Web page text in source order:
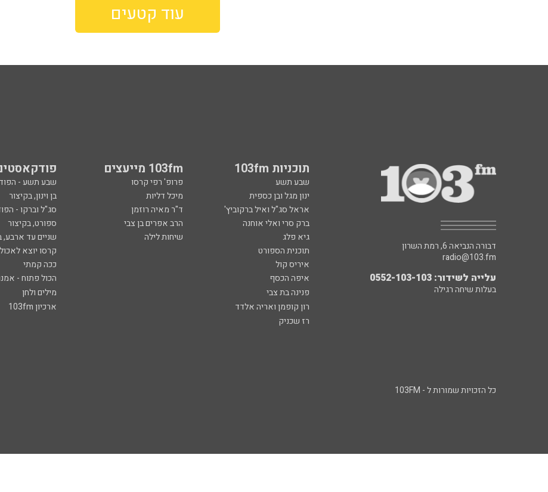
עוד קטעים
תוכניות 103fm 103fm מייעצים
שבע תשע פרופ' רפי קרסו שבע תשע -
ינון מגל ובן כספית
מיכל דליות בן וינון, בקיצור
אראל סג"ל ואיל ברקוביץ'
ד"ר מאיה רוזמן סג"ל וברקו -
ברק סרי ואלי אוחנה
הרב אפרים בן צבי ספורט, בקיצור
גיא פלג
שיחות לילה שניים עד ארבע,
תוכנית הספורט
קרסו יוצא לאכול
איריס קול
ככה קמתי
איפה הכסף
הכול פתוח -
פנינה בת צבי
מילים ולחן
רון קופמן ואריה אלדד
ארכיון 103fm
רז שכניק
דבורה הנביאה 6, רמת השרון
radio@103.fm
עלייה לשידור: 0552-103-103
בעלות שיחה רגילה
כל הזכויות שמורות ל - 103FM